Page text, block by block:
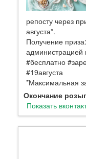
репосту через
августа*.
Получение
администрацией
#бесплатно
#19августа
*Максимальная
Окончание
Показать